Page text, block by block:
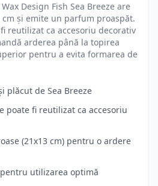
Design Fish Sea Breeze are
și emite un parfum proaspăt.
reutilizat ca accesoriu decorativ
arderea până la topirea
pentru a evita formarea de
plăcut de Sea Breeze
poate fi reutilizat ca accesoriu
(21x13 cm) pentru o ardere
utilizarea optimă